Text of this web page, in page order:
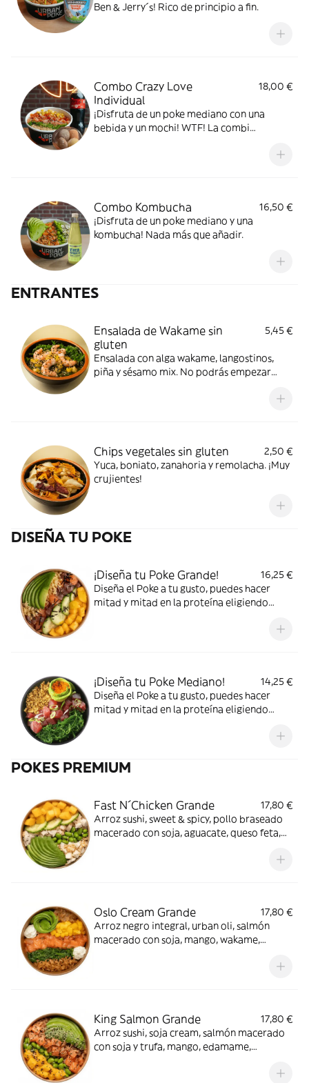
Ben & Jerry´s! Rico de principio a fin.
Combo Crazy Love
Individual
18,00 €
¡Disfruta de un poke mediano con una
bebida y un mochi! WTF! La combi
Combo Kombucha
16,50 €
¡Disfruta de un poke mediano y una
kombucha! Nada más que añadir.
ENTRANTES
Ensalada de Wakame sin
gluten
5,45 €
Ensalada con alga wakame, langostinos,
piña y sésamo mix. No podrás empezar
Chips vegetales sin gluten
2,50 €
Yuca, boniato, zanahoria y remolacha. ¡Muy
crujientes!
DISEÑA TU POKE
¡Diseña tu Poke Grande!
16,25 €
Diseña el Poke a tu gusto, puedes hacer
mitad y mitad en la proteína eligiendo
¡Diseña tu Poke Mediano!
14,25 €
Diseña el Poke a tu gusto, puedes hacer
mitad y mitad en la proteína eligiendo
POKES PREMIUM
Fast N´Chicken Grande
17,80 €
Arroz sushi, sweet & spicy, pollo braseado
macerado con soja, aguacate, queso feta,
crunchy mix. Perfecto para cualquier día.
Oslo Cream Grande
17,80 €
Arroz negro integral, urban oli, salmón
macerado con soja, mango, wakame,
King Salmon Grande
17,80 €
Arroz sushi, soja cream, salmón macerado
con soja y trufa, mango, edamame,